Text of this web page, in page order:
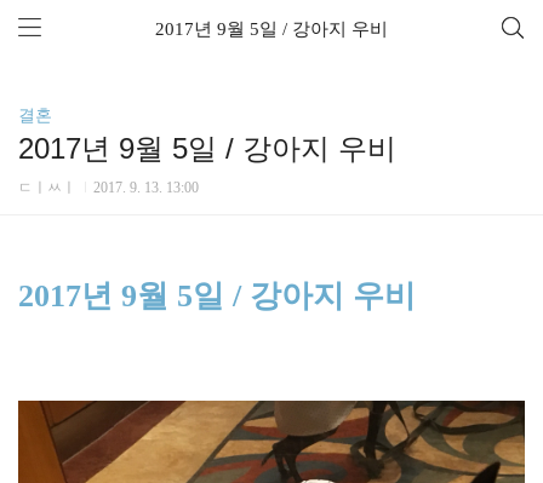
2017년 9월 5일 / 강아지 우비
결혼
2017년 9월 5일 / 강아지 우비
ㄷㅣㅆㅣ 2017. 9. 13. 13:00
2017년 9월 5일 / 강아지 우비